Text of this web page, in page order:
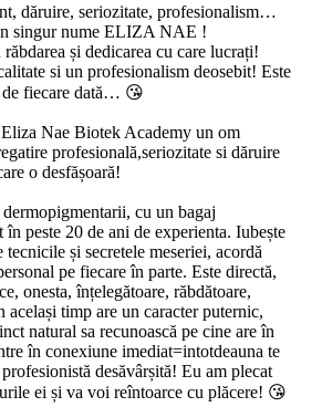
dăruire, seriozitate, profesionalism…
singur nume ELIZA NAE !
și dedicarea cu care lucrați!
si un profesionalism deosebit! Este
de fiecare dată… 😘
Nae Biotek Academy un om
profesională,seriozitate si dăruire
o desfășoară!
cu un bagaj
peste 20 de ani de experienta. Iubește
tecnicile și secretele meseriei, acordă
pe fiecare în parte. Este directă,
onesta, înțelegătoare, răbdătoare,
același timp are un caracter puternic,
natural sa recunoască pe cine are în
în conexiune imediat=intotdeauna te
desăvârșită! Eu am plecat
ei și va voi reîntoarce cu plăcere! 😘